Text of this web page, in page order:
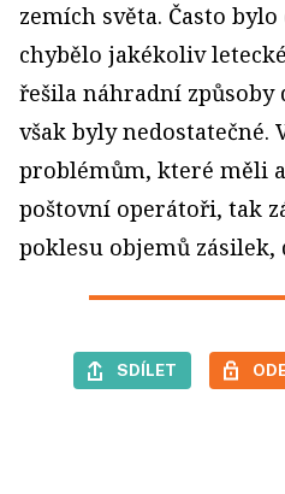
zemích světa. Často
chybělo jakékoliv
řešila náhradní
však byly nedostatečné.
problémům, které měli
poštovní operátoři, tak
poklesu objemů zásilek,
SDÍLET